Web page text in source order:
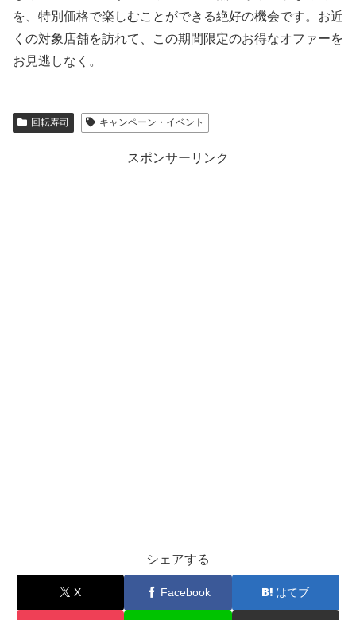
を、特別価格で楽しむことができる絶好の機会です。お近
くの対象店舗を訪れて、この期間限定のお得なオファーを
お見逃しなく。
回転寿司 キャンペーン・イベント
スポンサーリンク
シェアする
X Facebook はてブ